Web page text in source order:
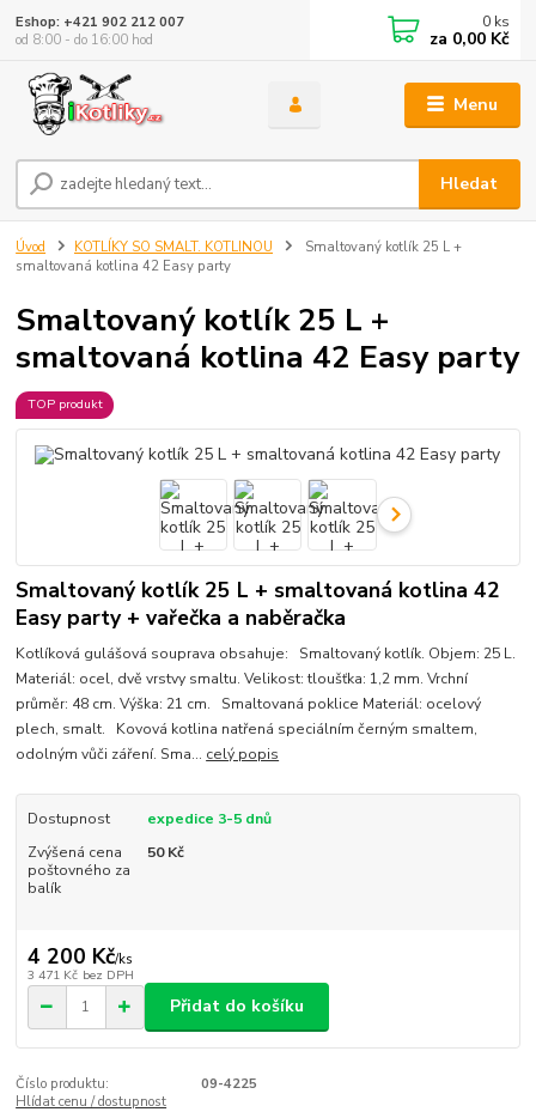
Menu
Hledat
Eshop: +421 902 212 007
od 8:00 - do 16:00 hod
0 ks
za 0,00 Kč
Úvod KOTLÍKY SO SMALT. KOTLINOU
Smaltovaný kotlík 25 L +
smaltovaná kotlina 42 Easy party
Smaltovaný kotlík 25 L +
smaltovaná kotlina 42 Easy party
TOP produkt
Smaltovaný kotlík 25 L + smaltovaná kotlina 42
Easy party + vařečka a naběračka
Kotlíková gulášová souprava obsahuje: Smaltovaný kotlík. Objem: 25 L.
Materiál: ocel, dvě vrstvy smaltu. Velikost: tloušťka: 1,2 mm. Vrchní
průměr: 48 cm. Výška: 21 cm. Smaltovaná poklice Materiál: ocelový
plech, smalt. Kovová kotlina natřená speciálním černým smaltem,
odolným vůči záření. Sma... celý popis
Dostupnost
expedice 3-5 dnů
Zvýšená cena
poštovného za
balík
50 Kč
4 200 Kč/ks
3 471 Kč bez DPH
Přidat do košíku
Číslo produktu:
09-4225
Hlídat cenu / dostupnost